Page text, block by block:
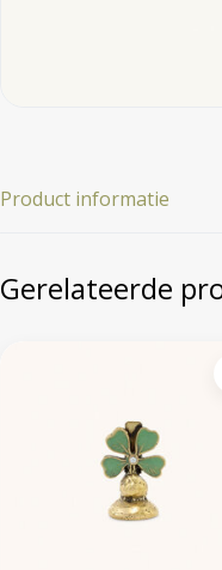
Product informatie
Gerelateerde